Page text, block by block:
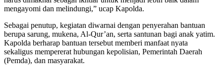
mengayomi dan melindungi,” ucap Kapolda.
Sebagai penutup, kegiatan diwarnai dengan penyerahan bantuan
berupa sarung, mukena, Al-Qur’an, serta santunan bagi anak yatim.
Kapolda berharap bantuan tersebut memberi manfaat nyata
sekaligus mempererat hubungan kepolisian, Pemerintah Daerah
(Pemda), dan masyarakat.